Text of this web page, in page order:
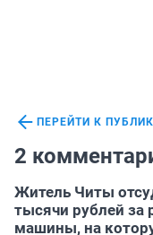
ПЕРЕЙТИ К
2
Житель Читы
тысячи рублей за
машины, на